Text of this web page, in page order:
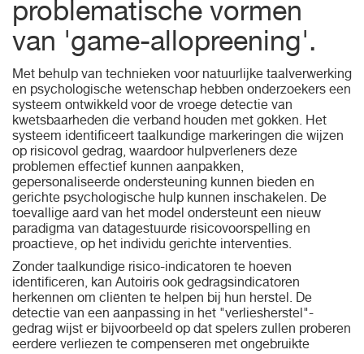
problematische vormen
van 'game-allopreening'.
Met behulp van technieken voor natuurlijke taalverwerking
en psychologische wetenschap hebben onderzoekers een
systeem ontwikkeld voor de vroege detectie van
kwetsbaarheden die verband houden met gokken. Het
systeem identificeert taalkundige markeringen die wijzen
op risicovol gedrag, waardoor hulpverleners deze
problemen effectief kunnen aanpakken,
gepersonaliseerde ondersteuning kunnen bieden en
gerichte psychologische hulp kunnen inschakelen. De
toevallige aard van het model ondersteunt een nieuw
paradigma van datagestuurde risicovoorspelling en
proactieve, op het individu gerichte interventies.
Zonder taalkundige risico-indicatoren te hoeven
identificeren, kan Autoiris ook gedragsindicatoren
herkennen om cliënten te helpen bij hun herstel. De
detectie van een aanpassing in het "verliesherstel"-
gedrag wijst er bijvoorbeeld op dat spelers zullen proberen
eerdere verliezen te compenseren met ongebruikte